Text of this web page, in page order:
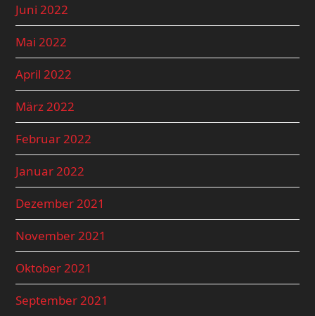
Juni 2022
Mai 2022
April 2022
März 2022
Februar 2022
Januar 2022
Dezember 2021
November 2021
Oktober 2021
September 2021